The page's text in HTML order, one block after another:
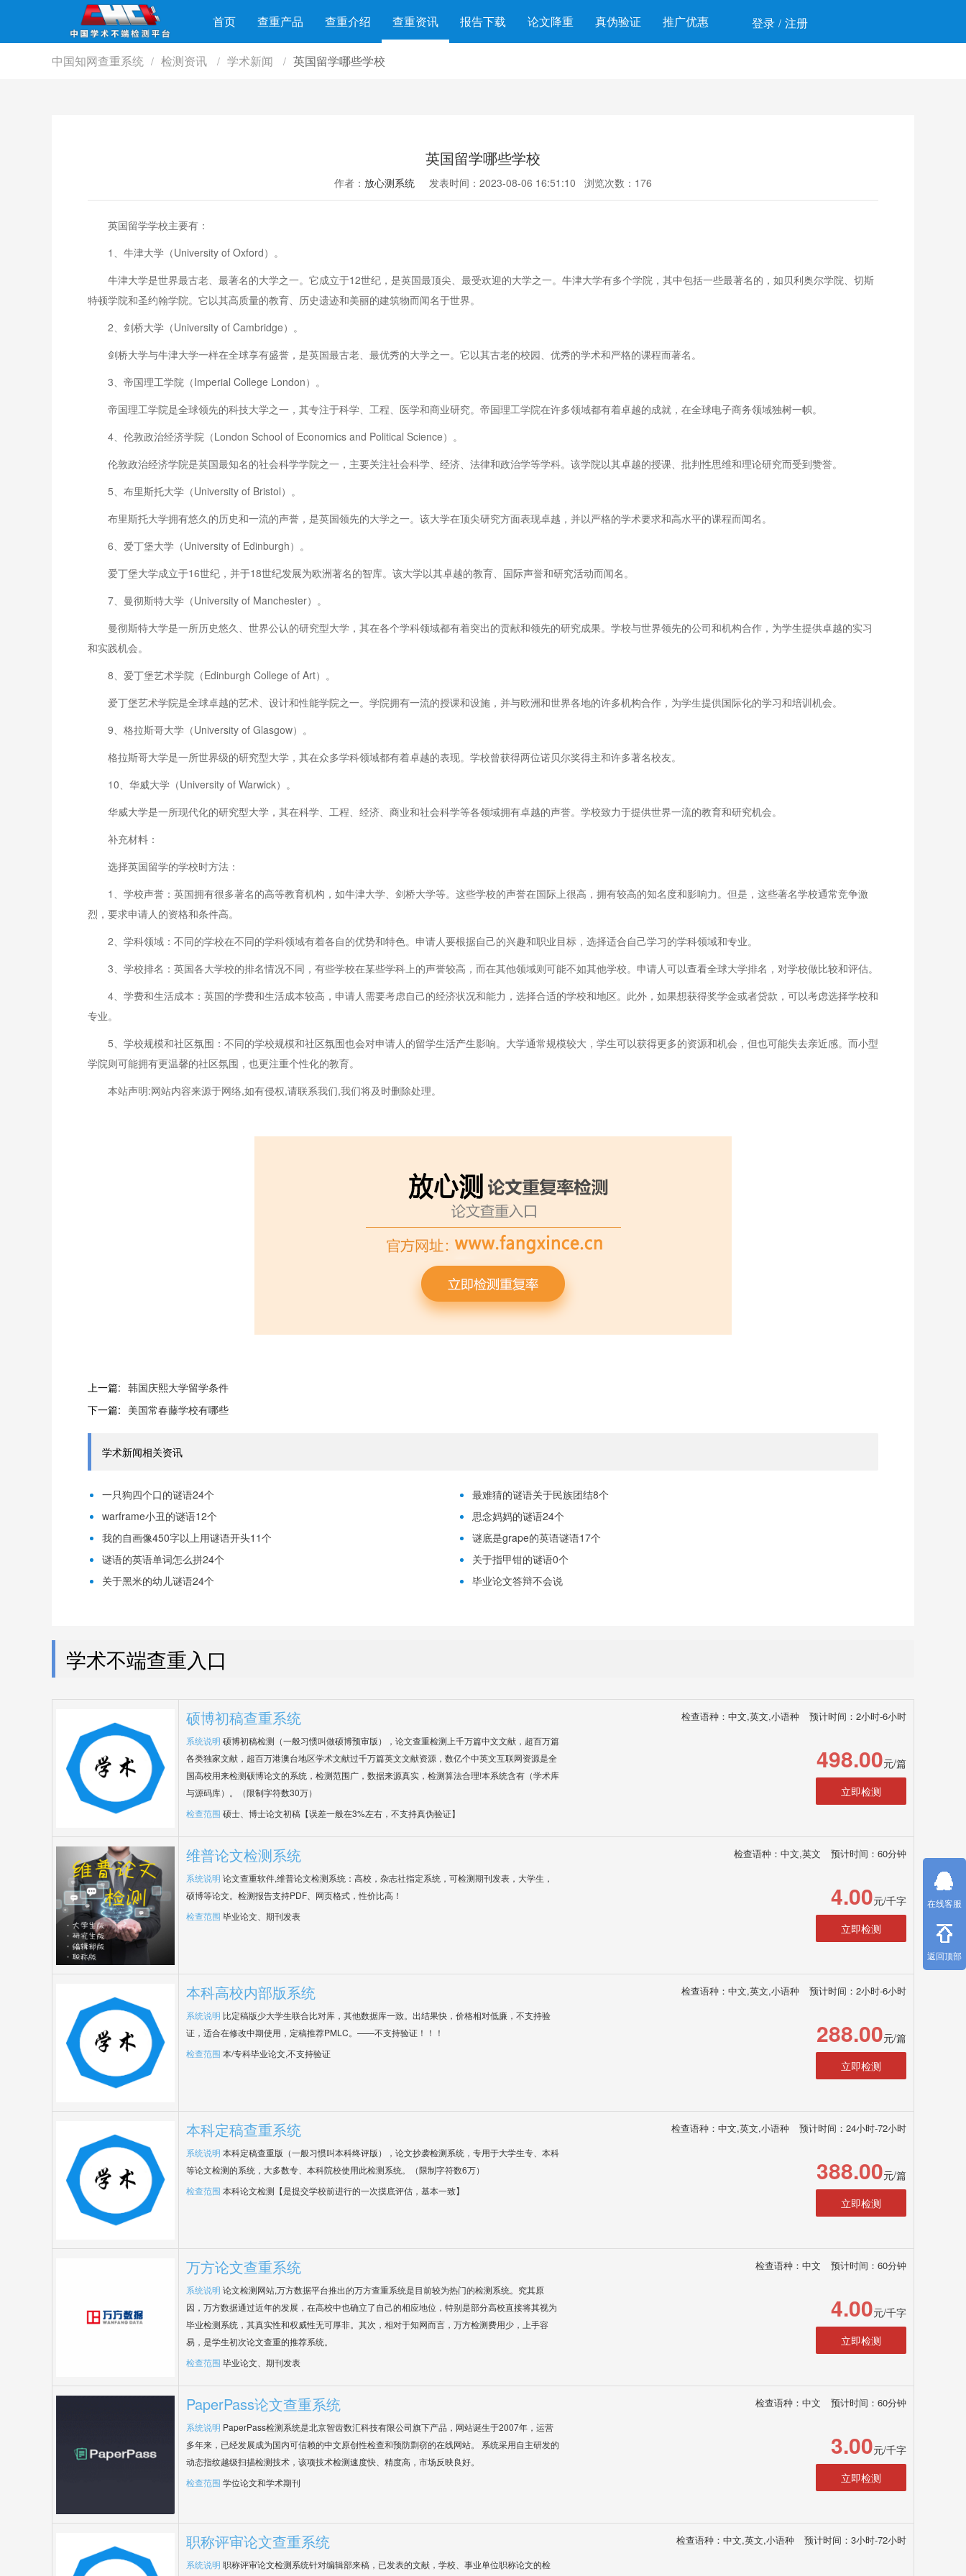
首页 查重产品 查重介绍 查重资讯 报告下载 论文降重 真伪验证 推广优惠 登录 / 注册
中国知网查重系统 / 检测资讯 / 学术新闻 / 英国留学哪些学校
英国留学哪些学校
作者： 放心测系统 发表时间：2023-08-06 16:51:10 浏览次数：176
英国留学学校主要有：
1、牛津大学（University of Oxford）。
牛津大学是世界最古老、最著名的大学之一。它成立于12世纪，是英国最顶尖、最受欢迎的大学之一。牛津大学有多个学院，其中包括一些最著名的，如贝利奥尔学院、切斯
特顿学院和圣约翰学院。它以其高质量的教育、历史遗迹和美丽的建筑物而闻名于世界。
2、剑桥大学（University of Cambridge）。
剑桥大学与牛津大学一样在全球享有盛誉，是英国最古老、最优秀的大学之一。它以其古老的校园、优秀的学术和严格的课程而著名。
3、帝国理工学院（Imperial College London）。
帝国理工学院是全球领先的科技大学之一，其专注于科学、工程、医学和商业研究。帝国理工学院在许多领域都有着卓越的成就，在全球电子商务领域独树一帜。
4、伦敦政治经济学院（London School of Economics and Political Science）。
伦敦政治经济学院是英国最知名的社会科学学院之一，主要关注社会科学、经济、法律和政治学等学科。该学院以其卓越的授课、批判性思维和理论研究而受到赞誉。
5、布里斯托大学（University of Bristol）。
布里斯托大学拥有悠久的历史和一流的声誉，是英国领先的大学之一。该大学在顶尖研究方面表现卓越，并以严格的学术要求和高水平的课程而闻名。
6、爱丁堡大学（University of Edinburgh）。
爱丁堡大学成立于16世纪，并于18世纪发展为欧洲著名的智库。该大学以其卓越的教育、国际声誉和研究活动而闻名。
7、曼彻斯特大学（University of Manchester）。
曼彻斯特大学是一所历史悠久、世界公认的研究型大学，其在各个学科领域都有着突出的贡献和领先的研究成果。学校与世界领先的公司和机构合作，为学生提供卓越的实习
和实践机会。
8、爱丁堡艺术学院（Edinburgh College of Art）。
爱丁堡艺术学院是全球卓越的艺术、设计和性能学院之一。学院拥有一流的授课和设施，并与欧洲和世界各地的许多机构合作，为学生提供国际化的学习和培训机会。
9、格拉斯哥大学（University of Glasgow）。
格拉斯哥大学是一所世界级的研究型大学，其在众多学科领域都有着卓越的表现。学校曾获得两位诺贝尔奖得主和许多著名校友。
10、华威大学（University of Warwick）。
华威大学是一所现代化的研究型大学，其在科学、工程、经济、商业和社会科学等各领域拥有卓越的声誉。学校致力于提供世界一流的教育和研究机会。
补充材料：
选择英国留学的学校时方法：
1、学校声誉：英国拥有很多著名的高等教育机构，如牛津大学、剑桥大学等。这些学校的声誉在国际上很高，拥有较高的知名度和影响力。但是，这些著名学校通常竞争激
烈，要求申请人的资格和条件高。
2、学科领域：不同的学校在不同的学科领域有着各自的优势和特色。申请人要根据自己的兴趣和职业目标，选择适合自己学习的学科领域和专业。
3、学校排名：英国各大学校的排名情况不同，有些学校在某些学科上的声誉较高，而在其他领域则可能不如其他学校。申请人可以查看全球大学排名，对学校做比较和评估。
4、学费和生活成本：英国的学费和生活成本较高，申请人需要考虑自己的经济状况和能力，选择合适的学校和地区。此外，如果想获得奖学金或者贷款，可以考虑选择学校和
专业。
5、学校规模和社区氛围：不同的学校规模和社区氛围也会对申请人的留学生活产生影响。大学通常规模较大，学生可以获得更多的资源和机会，但也可能失去亲近感。而小型
学院则可能拥有更温馨的社区氛围，也更注重个性化的教育。
本站声明:网站内容来源于网络,如有侵权,请联系我们,我们将及时删除处理。
上一篇: 韩国庆熙大学留学条件
下一篇: 美国常春藤学校有哪些
学术新闻相关资讯
一只狗四个口的谜语24个
最难猜的谜语关于民族团结8个
warframe小丑的谜语12个
思念妈妈的谜语24个
我的自画像450字以上用谜语开头11个
谜底是grape的英语谜语17个
谜语的英语单词怎么拼24个
关于指甲钳的谜语0个
关于黑米的幼儿谜语24个
毕业论文答辩不会说
学术不端查重入口
硕博初稿查重系统 检查语种：中文,英文,小语种 预计时间：2小时-6小时
系统说明 硕博初稿检测（一般习惯叫做硕博预审版），论文查重检测上千万篇中文文献，超百万篇
各类独家文献，超百万港澳台地区学术文献过千万篇英文文献资源，数亿个中英文互联网资源是全
国高校用来检测硕博论文的系统，检测范围广，数据来源真实，检测算法合理!本系统含有（学术库
与源码库）。（限制字符数30万）
检查范围 硕士、博士论文初稿【误差一般在3%左右，不支持真伪验证】
498.00元/篇
立即检测
维普论文检测系统 检查语种：中文,英文 预计时间：60分钟
系统说明 论文查重软件,维普论文检测系统：高校，杂志社指定系统，可检测期刊发表，大学生，
硕博等论文。检测报告支持PDF、网页格式，性价比高！
检查范围 毕业论文、期刊发表
4.00元/千字
立即检测
本科高校内部版系统 检查语种：中文,英文,小语种 预计时间：2小时-6小时
系统说明 比定稿版少大学生联合比对库，其他数据库一致。出结果快，价格相对低廉，不支持验
证，适合在修改中期使用，定稿推荐PMLC。——不支持验证！！！
检查范围 本/专科毕业论文,不支持验证
288.00元/篇
立即检测
本科定稿查重系统 检查语种：中文,英文,小语种 预计时间：24小时-72小时
系统说明 本科定稿查重版（一般习惯叫本科终评版），论文抄袭检测系统，专用于大学生专、本科
等论文检测的系统，大多数专、本科院校使用此检测系统。（限制字符数6万）
检查范围 本科论文检测【是提交学校前进行的一次摸底评估，基本一致】
388.00元/篇
立即检测
万方论文查重系统 检查语种：中文 预计时间：60分钟
系统说明 论文检测网站,万方数据平台推出的万方查重系统是目前较为热门的检测系统。究其原
因，万方数据通过近年的发展，在高校中也确立了自己的相应地位，特别是部分高校直接将其视为
毕业检测系统，其真实性和权威性无可厚非。其次，相对于知网而言，万方检测费用少，上手容
易，是学生初次论文查重的推荐系统。
检查范围 毕业论文、期刊发表
4.00元/千字
立即检测
PaperPass论文查重系统 检查语种：中文 预计时间：60分钟
系统说明 PaperPass检测系统是北京智齿数汇科技有限公司旗下产品，网站诞生于2007年，运营
多年来，已经发展成为国内可信赖的中文原创性检查和预防剽窃的在线网站。 系统采用自主研发的
动态指纹越级扫描检测技术，该项技术检测速度快、精度高，市场反映良好。
检查范围 学位论文和学术期刊
3.00元/千字
立即检测
职称评审论文查重系统 检查语种：中文,英文,小语种 预计时间：3小时-72小时
系统说明 职称评审论文检测系统针对编辑部来稿，已发表的文献，学校、事业单位职称论文的检
在线客服
返回顶部